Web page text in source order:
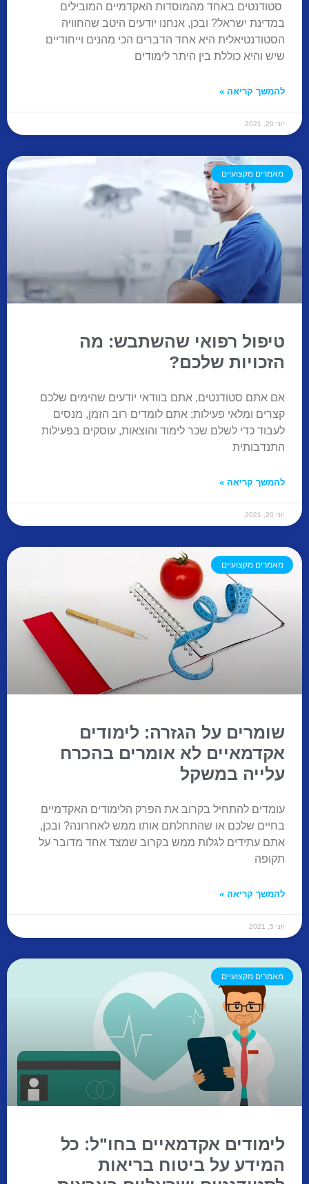
סטודנטים באחד מהמוסדות האקדמיים המובילים
במדינת ישראל? ובכן, אנחנו יודעים היטב שהחוויה
הסטודנטיאלית היא אחד הדברים הכי מהנים וייחודיים
שיש והיא כוללת בין היתר לימודים
להמשך קריאה »
יוני 20, 2021
מאמרים מקצועיים
טיפול רפואי שהשתבש: מה
הזכויות שלכם?
אם אתם סטודנטים, אתם בוודאי יודעים שהימים שלכם
קצרים ומלאי פעילות; אתם לומדים רוב הזמן, מנסים
לעבוד כדי לשלם שכר לימוד והוצאות, עוסקים בפעילות
התנדבותית
להמשך קריאה »
יוני 20, 2021
מאמרים מקצועיים
שומרים על הגזרה: לימודים
אקדמאיים לא אומרים בהכרח
עלייה במשקל
עומדים להתחיל בקרוב את הפרק הלימודים האקדמיים
בחיים שלכם או שהתחלתם אותו ממש לאחרונה? ובכן,
אתם עתידים לגלות ממש בקרוב שמצד אחד מדובר על
תקופה
להמשך קריאה »
יוני 5, 2021
מאמרים מקצועיים
לימודים אקדמאיים בחו"ל: כל
המידע על ביטוח בריאות